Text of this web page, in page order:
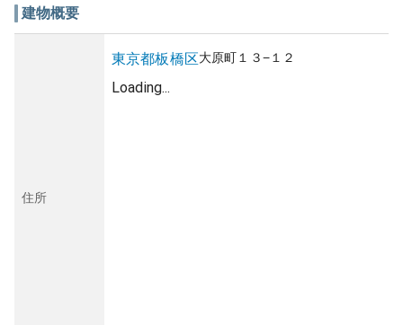
建物概要
住所
東京都板橋区大原町１３−１２
Loading...